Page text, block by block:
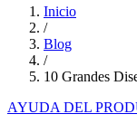
Inicio
/
Blog
/
10 Grandes
AYUDA DEL